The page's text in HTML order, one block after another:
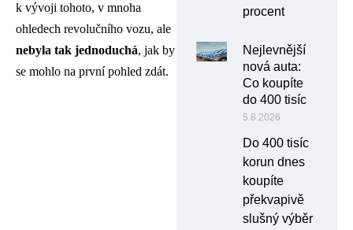
k vývoji tohoto, v mnoha
ohledech revolučního vozu, ale
nebyla tak jednoduchá, jak by
se mohlo na první pohled zdát.
procent
Nejlevnější
nová auta:
Co koupíte
do 400 tisíc
5.8.2026
Do 400 tisíc
korun dnes
koupíte
překvapivě
slušný výběr